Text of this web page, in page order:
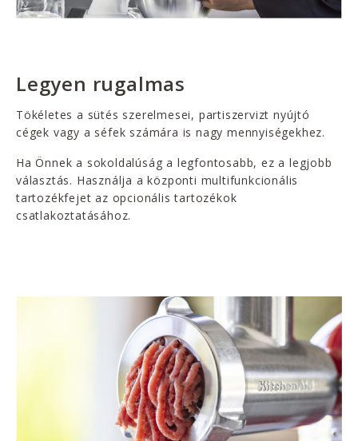
Legyen rugalmas
Tökéletes a sütés szerelmesei, partiszervizt nyújtó
cégek vagy a séfek számára is nagy mennyiségekhez.
Ha Önnek a sokoldalúság a legfontosabb, ez a legjobb
választás. Használja a központi multifunkcionális
tartozékfejet az opcionális tartozékok
csatlakoztatásához.